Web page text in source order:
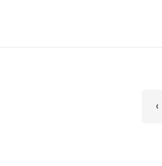
‹